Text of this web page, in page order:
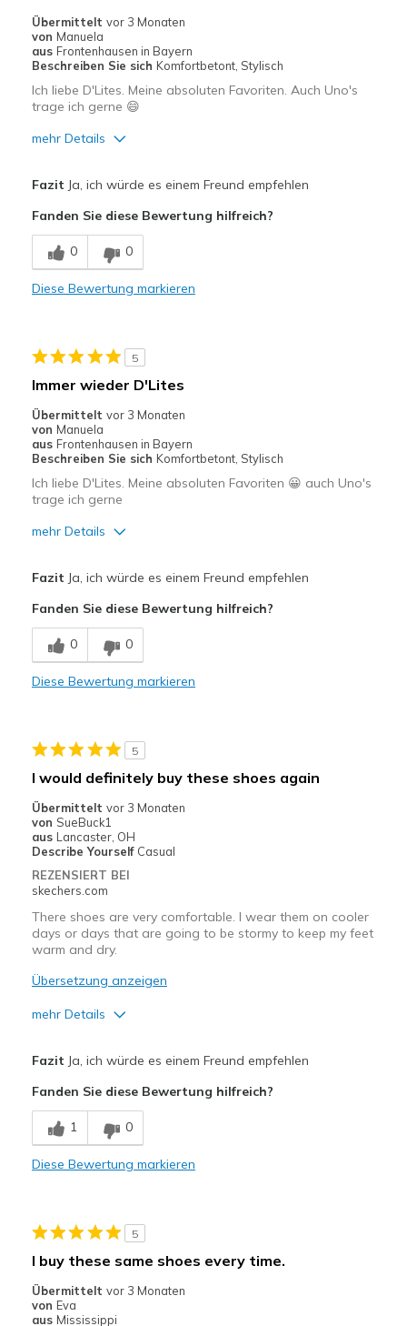
Going Out
Working on hard cement floors
Sizing
Feels true to size
Übermittelt vor 3 Monaten
von Manuela
aus Frontenhausen in Bayern
Beschreiben Sie sich Komfortbetont, Stylisch
Ich liebe D'Lites. Meine absoluten Favoriten. Auch Uno's
trage ich gerne 😄
mehr Details
Bequem
Hübsch
Geeignete Verwendung
Besondere Anlässe
Zum Ausgehen
Größe
Passt genau
Fazit Ja, ich würde es einem Freund empfehlen
Fanden Sie diese Bewertung hilfreich?
0 0
Diese Bewertung markieren
5
Immer wieder D'Lites
Übermittelt vor 3 Monaten
von Manuela
aus Frontenhausen in Bayern
Beschreiben Sie sich Komfortbetont, Stylisch
Ich liebe D'Lites. Meine absoluten Favoriten 😀 auch Uno's
trage ich gerne
mehr Details
Bequem
Hübsch
Geeignete Verwendung
Besondere Anlässe
Zum Ausgehen
Breite
Passen genau
Meine Meinung zu Schuhen
Fazit Ja, ich würde es einem Freund empfehlen
Fanden Sie diese Bewertung hilfreich?
0 0
Diese Bewertung markieren
5
I would definitely buy these shoes again
Übermittelt vor 3 Monaten
von SueBuck1
aus Lancaster, OH
Describe Yourself Casual
REZENSIERT BEI
skechers.com
There shoes are very comfortable. I wear them on cooler
days or days that are going to be stormy to keep my feet
warm and dry.
Übersetzung anzeigen
mehr Details
Comfortable
Durable
Casual Wear
Special Occasions
Fazit Ja, ich würde es einem Freund empfehlen
Fanden Sie diese Bewertung hilfreich?
1 0
Diese Bewertung markieren
5
I buy these same shoes every time.
Übermittelt vor 3 Monaten
von Eva
aus Mississippi